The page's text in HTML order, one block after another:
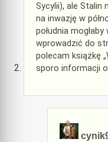
Sycylii), ale Stalin
na inwazję w
południa
wprowadzić do
polecam książkę
sporo informacji o